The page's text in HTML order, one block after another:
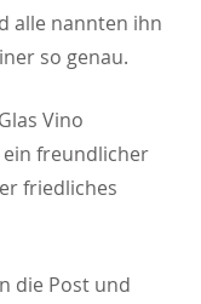
alle nannten ihn
so genau.
Vino
freundlicher
friedliches
die Post und